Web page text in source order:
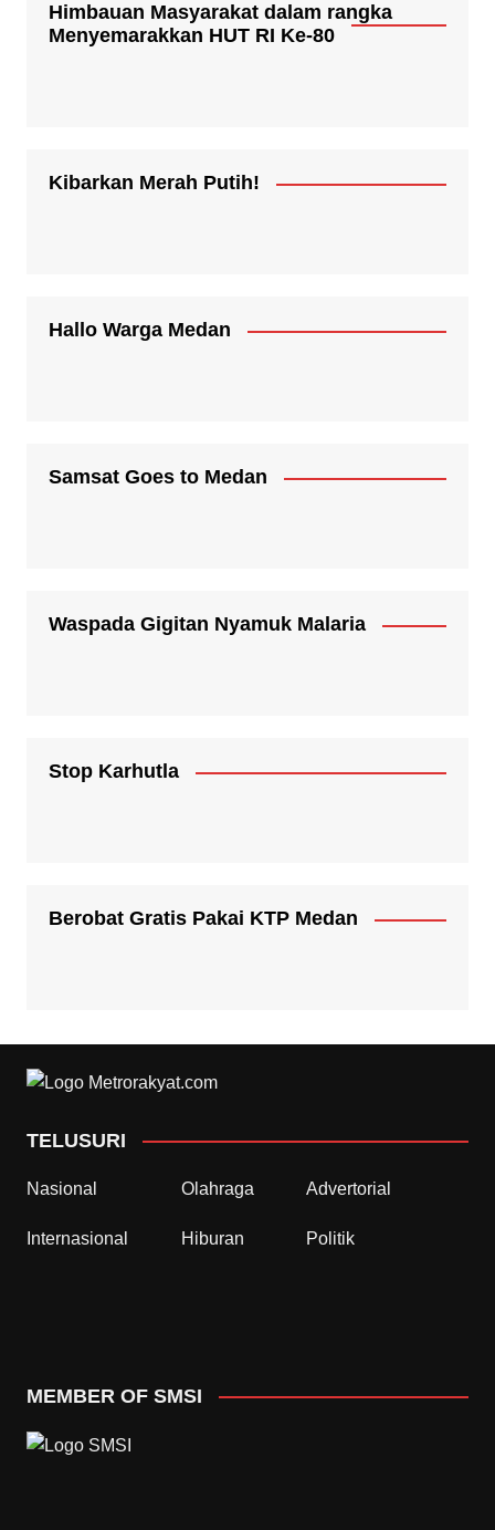
Himbauan Masyarakat dalam rangka
Menyemarakkan HUT RI Ke-80
Kibarkan Merah Putih!
Hallo Warga Medan
Samsat Goes to Medan
Waspada Gigitan Nyamuk Malaria
Stop Karhutla
Berobat Gratis Pakai KTP Medan
TELUSURI
Nasional Olahraga Advertorial
Internasional Hiburan Politik
MEMBER OF SMSI